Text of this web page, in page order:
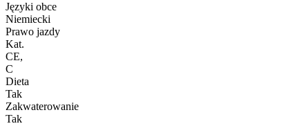
Języki obce
Niemiecki
Prawo jazdy
Kat.
CE,
C
Dieta
Tak
Zakwaterowanie
Tak